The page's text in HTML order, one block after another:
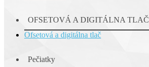
OFSETOVÁ A DIGITÁLNA TLAČ
Ofsetová a digitálna tlač
Pečiatky